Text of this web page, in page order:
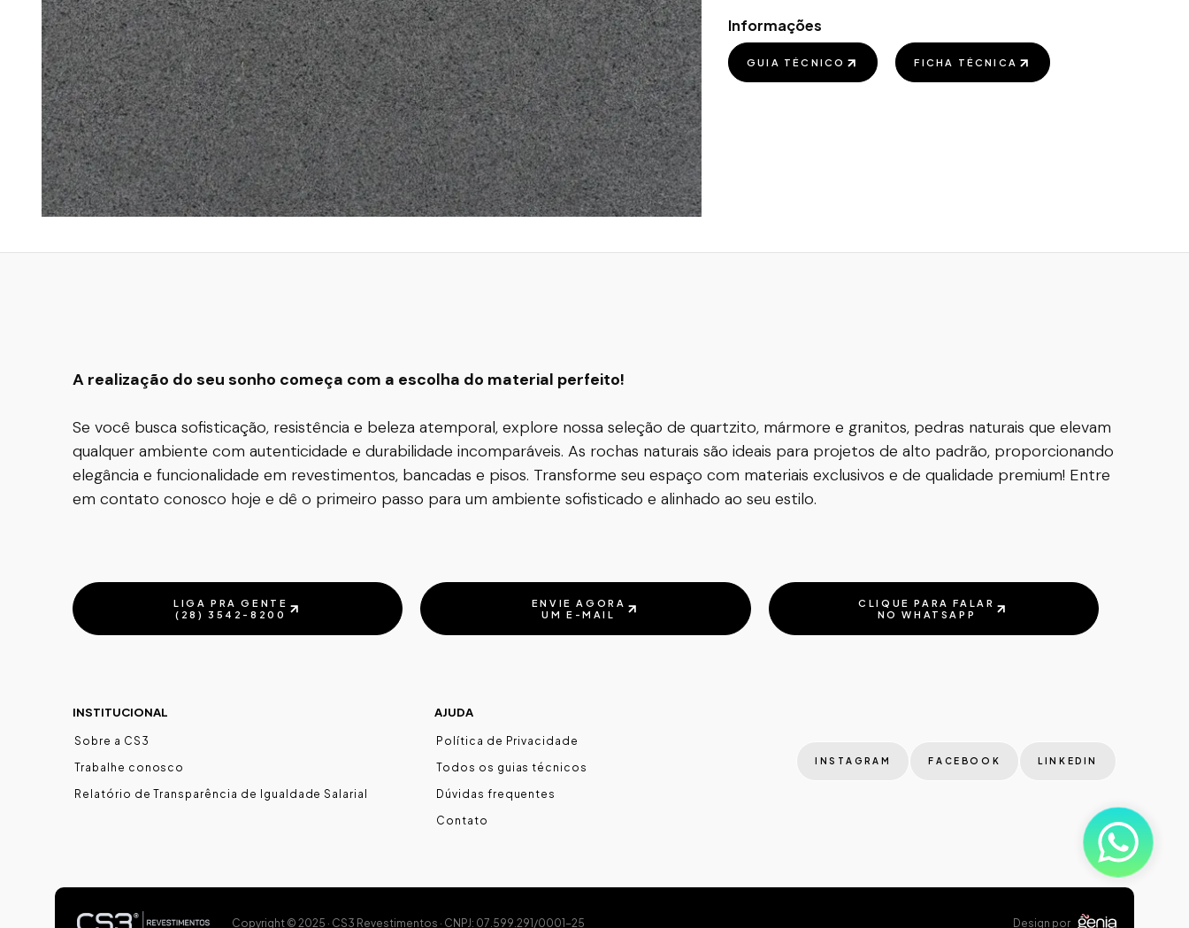
Informações
GUIA TÉCNICO FICHA TÉCNICA
A realização do seu sonho começa com a escolha do material perfeito!
Se você busca sofisticação, resistência e beleza atemporal, explore nossa seleção de quartzito, mármore e granitos, pedras naturais que elevam
qualquer ambiente com autenticidade e durabilidade incomparáveis. As rochas naturais são ideais para projetos de alto padrão, proporcionando
elegância e funcionalidade em revestimentos, bancadas e pisos. Transforme seu espaço com materiais exclusivos e de qualidade premium! Entre
em contato conosco hoje e dê o primeiro passo para um ambiente sofisticado e alinhado ao seu estilo.
LIGA PRA GENTE‍
(28) 3542-8200
ESPECIALISTA
ENVIE AGORA
UM E-MAIL
UM E-MAIL
CLIQUE PARA FALAR
NO WHATSAPP
NO WHATSAPP
INSTITUCIONAL
Sobre a CS3
Trabalhe conosco
Relatório de Transparência de Igualdade Salarial
AJUDA
Política de Privacidade
Todos os guias técnicos
Dúvidas frequentes
Contato
INSTAGRAM FACEBOOK LINKEDIN
Copyright © 2025 · CS3 Revestimentos · CNPJ: 07.599.291/0001-25 Design por